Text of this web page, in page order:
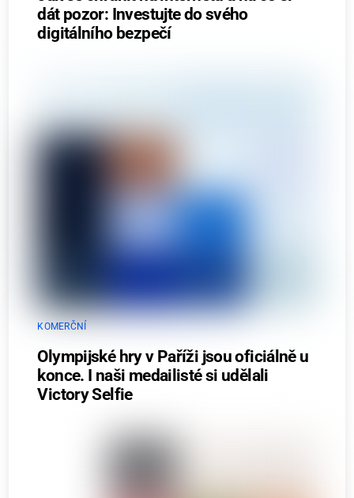
dát pozor: Investujte do svého
digitálního bezpečí
KOMERČNÍ
Olympijské hry v Paříži jsou oficiálně u
konce. I naši medailisté si udělali
Victory Selfie